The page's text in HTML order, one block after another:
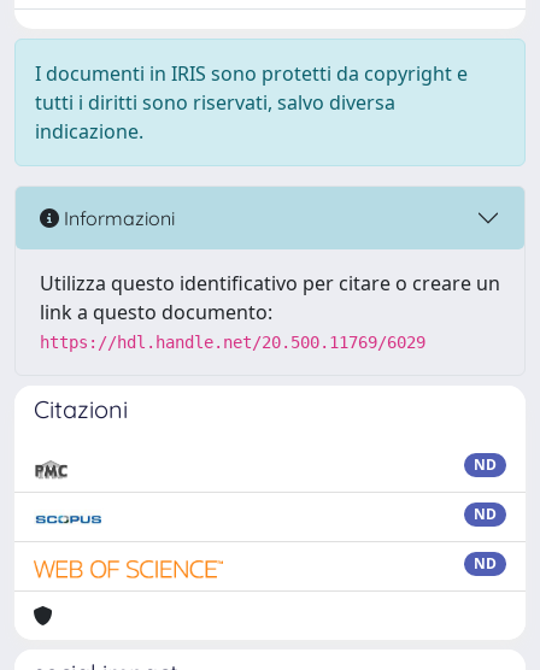
I documenti in IRIS sono protetti da copyright e
tutti i diritti sono riservati, salvo diversa
indicazione.
Informazioni
Utilizza questo identificativo per citare o creare un
link a questo documento:
https://hdl.handle.net/20.500.11769/6029
Citazioni
ND
ND
ND